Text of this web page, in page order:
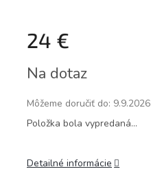
24 €
cena:
Na dotaz
Môžeme doručiť do: 9.9.2026
Položka bola vypredaná…
Detailné informácie